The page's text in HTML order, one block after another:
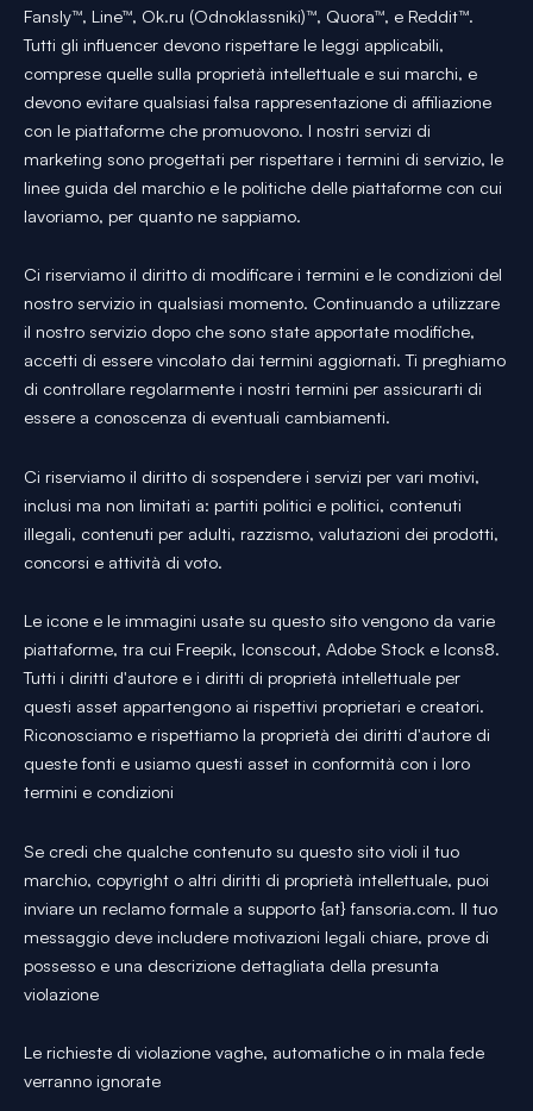
Fansly™, Line™, Ok.ru (Odnoklassniki)™, Quora™, e Reddit™.
Tutti gli influencer devono rispettare le leggi applicabili,
comprese quelle sulla proprietà intellettuale e sui marchi, e
devono evitare qualsiasi falsa rappresentazione di affiliazione
con le piattaforme che promuovono. I nostri servizi di
marketing sono progettati per rispettare i termini di servizio, le
linee guida del marchio e le politiche delle piattaforme con cui
lavoriamo, per quanto ne sappiamo.
Ci riserviamo il diritto di modificare i termini e le condizioni del
nostro servizio in qualsiasi momento. Continuando a utilizzare
il nostro servizio dopo che sono state apportate modifiche,
accetti di essere vincolato dai termini aggiornati. Ti preghiamo
di controllare regolarmente i nostri termini per assicurarti di
essere a conoscenza di eventuali cambiamenti.
Ci riserviamo il diritto di sospendere i servizi per vari motivi,
inclusi ma non limitati a: partiti politici e politici, contenuti
illegali, contenuti per adulti, razzismo, valutazioni dei prodotti,
concorsi e attività di voto.
Le icone e le immagini usate su questo sito vengono da varie
piattaforme, tra cui Freepik, Iconscout, Adobe Stock e Icons8.
Tutti i diritti d'autore e i diritti di proprietà intellettuale per
questi asset appartengono ai rispettivi proprietari e creatori.
Riconosciamo e rispettiamo la proprietà dei diritti d'autore di
queste fonti e usiamo questi asset in conformità con i loro
termini e condizioni
Se credi che qualche contenuto su questo sito violi il tuo
marchio, copyright o altri diritti di proprietà intellettuale, puoi
inviare un reclamo formale a supporto {at} fansoria.com. Il tuo
messaggio deve includere motivazioni legali chiare, prove di
possesso e una descrizione dettagliata della presunta
violazione
Le richieste di violazione vaghe, automatiche o in mala fede
verranno ignorate